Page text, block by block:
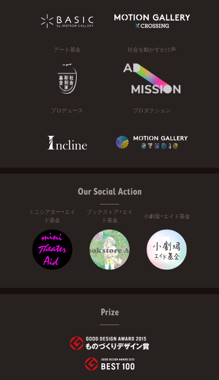
アート基金 社会を動かすかけ声
プロデュース プロダクション
Our Social Action
ミニシアター・エイ
ド基金
ブックストア・エイ
ド基金
小劇場・エイド基金
Prize